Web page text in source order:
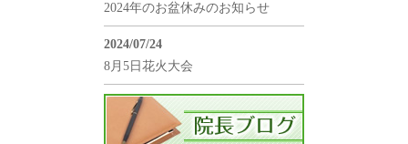
2024年のお盆休みのお知らせ
2024/07/24
8月5日花火大会